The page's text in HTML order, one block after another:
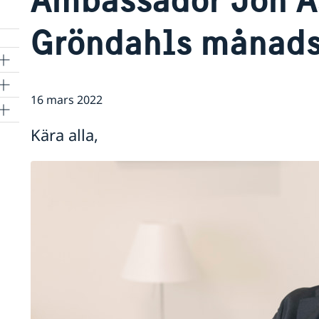
Gröndahls
16 mars 2022
Kära alla,